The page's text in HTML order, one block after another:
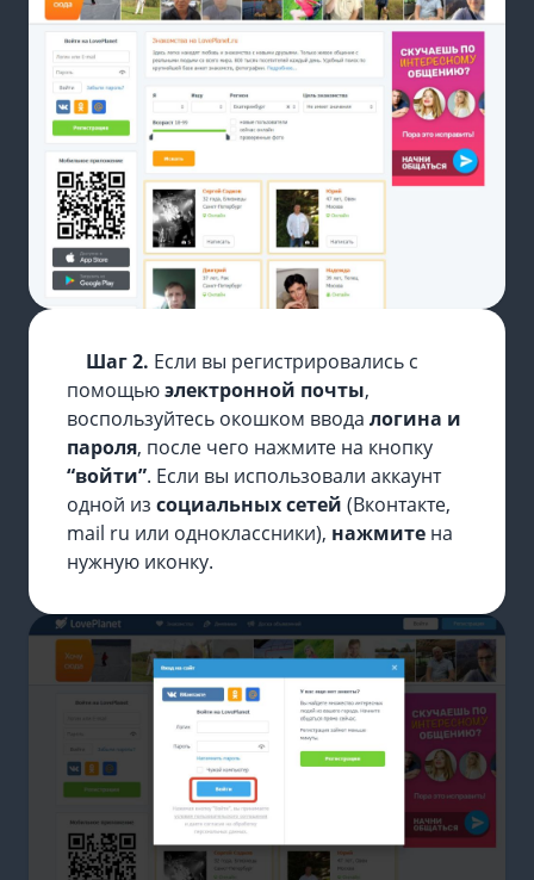
Шаг 2. Если вы регистрировались с
помощьюэлектронной почты,
воспользуйтесь окошком ввода логина и
пароля, после чего нажмите на кнопку
“войти”. Если вы использовали аккаунт
одной из социальных сетей (Вконтакте,
mail ru или одноклассники), нажмите на
нужную иконку.